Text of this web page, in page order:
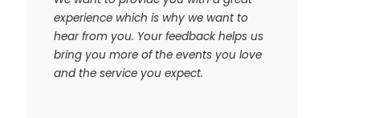
experience which is why we want to
hear from you. Your feedback helps us
bring you more of the events you love
and the service you expect.